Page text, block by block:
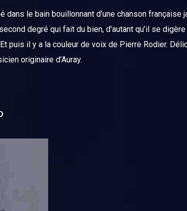
le bain bouillonnant d’une chanson française
degré qui fait du bien, d’autant qu’il se
puis il y a la couleur de voix de Pierre Rodier.
originaire d’Auray.